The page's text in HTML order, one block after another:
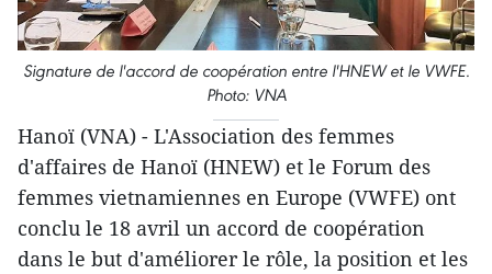
Signature de l'accord de coopération entre l'HNEW et le VWFE.
Photo: VNA
Hanoï (VNA) - L'Association des femmes
d'affaires de Hanoï (HNEW) et le Forum des
femmes vietnamiennes en Europe (VWFE) ont
conclu le 18 avril un accord de coopération
dans le but d'améliorer le rôle, la position et les